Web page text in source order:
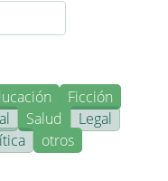
Ficción
Salud
Legal
otros